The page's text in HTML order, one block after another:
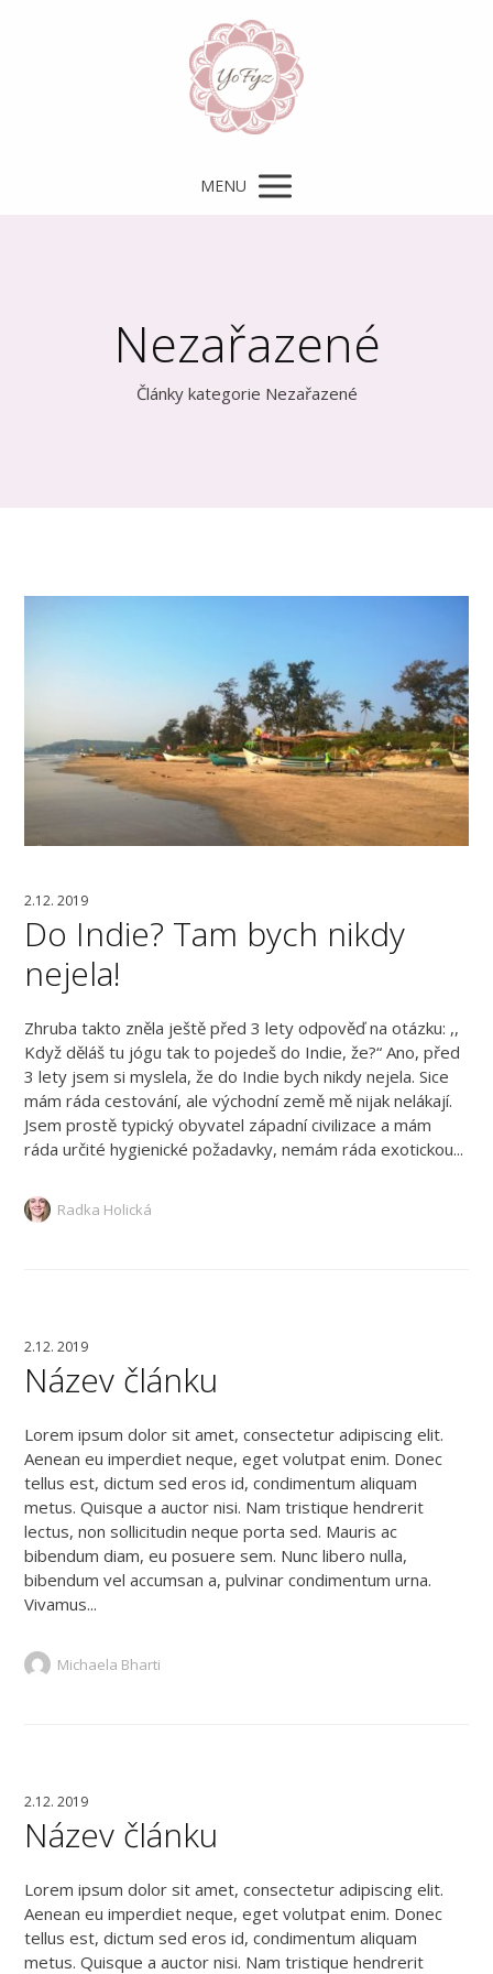
MENU
Nezařazené
Články kategorie Nezařazené
2.12. 2019
Do Indie? Tam bych nikdy
nejela!
Zhruba takto zněla ještě před 3 lety odpověď na otázku: ,,
Když děláš tu jógu tak to pojedeš do Indie, že?“ Ano, před
3 lety jsem si myslela, že do Indie bych nikdy nejela. Sice
mám ráda cestování, ale východní země mě nijak nelákají.
Jsem prostě typický obyvatel západní civilizace a mám
ráda určité hygienické požadavky, nemám ráda exotickou...
Radka Holická
2.12. 2019
Název článku
Lorem ipsum dolor sit amet, consectetur adipiscing elit.
Aenean eu imperdiet neque, eget volutpat enim. Donec
tellus est, dictum sed eros id, condimentum aliquam
metus. Quisque a auctor nisi. Nam tristique hendrerit
lectus, non sollicitudin neque porta sed. Mauris ac
bibendum diam, eu posuere sem. Nunc libero nulla,
bibendum vel accumsan a, pulvinar condimentum urna.
Vivamus...
Michaela Bharti
2.12. 2019
Název článku
Lorem ipsum dolor sit amet, consectetur adipiscing elit.
Aenean eu imperdiet neque, eget volutpat enim. Donec
tellus est, dictum sed eros id, condimentum aliquam
metus. Quisque a auctor nisi. Nam tristique hendrerit